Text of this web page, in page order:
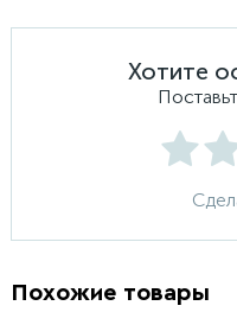
Хотите
Похожие товары